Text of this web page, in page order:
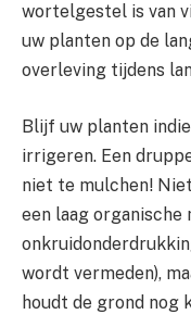
wortelgestel is van
uw planten op de
overleving tijdens
Blijf uw planten
irrigeren. Een
niet te mulchen!
een laag
wordt vermeden),
houdt de grond nog